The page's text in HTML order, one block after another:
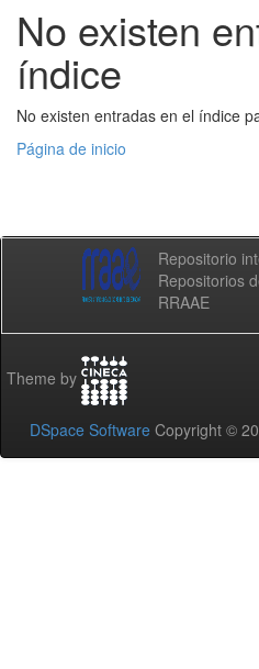
No existen
índice
No existen entradas en el índice
Página de inicio
Repositorio
Repositorios
RRAAE
Theme by
DSpace Software Copyright ©